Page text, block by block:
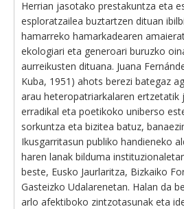
Herrian jasotako prestakuntza eta
esploratzailea buztartzen dituan
hamarreko hamarkadearen
ekologiari eta generoari buruzko
aurreikusten dituana. Juana
Kuba, 1951) ahots berezi bategaz
arau heteropatriarkalaren ertzetatik
erradikal eta poetikoko uniberso
sorkuntza eta bizitea batuz,
Ikusgarritasun publiko handieneko
haren lanak bilduma
beste, Eusko Jaurlaritza, Bizkaiko
Gasteizko Udalarenetan. Halan da
arlo afektiboko zintzotasunak eta